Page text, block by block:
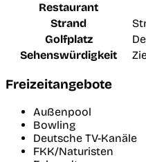
Restaurant
Strand
Golfplatz
Sehenswürdigkeit
Freizeitangebote
Außenpool
Bowling
Deutsche TV-Kanäle
FKK/Naturisten